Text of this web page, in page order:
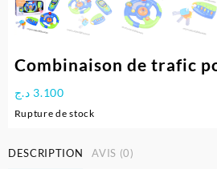
Combinaison de trafic
3.100 د.ج
Rupture de stock
DESCRIPTION AVIS (0)